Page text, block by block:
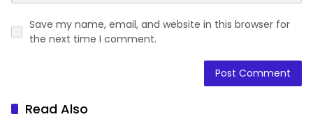
Save my name, email, and website in this browser for
the next time I comment.
Read Also